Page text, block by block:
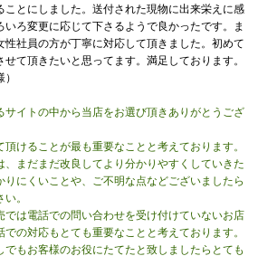
ことにしました。送付された現物に出来栄えに感
ろ変更に応じて下さるようで良かったです。ま
性社員の方が丁寧に対応して頂きました。初めて
て頂きたいと思ってます。満足しております。
サイトの中から当店をお選び頂きありがとうござ
けることが最も重要なことと考えております。
、まだまだ改良してより分かりやすくしていきた
りにくいことや、ご不明な点などございましたら
。
では電話での問い合わせを受け付けていないお店
の対応もとても重要なことと考えております。
もお客様のお役にたてたと致しましたらとても